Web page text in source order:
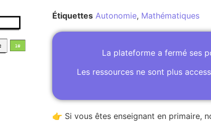
Étiquettes Autonomie, Mathématiques
La plateforme a fermé ses
Les ressources ne sont plus
👉 Si vous êtes enseignant en primaire,